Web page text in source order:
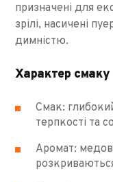
призначені для
зрілі, насичені
димністю.
Характер смаку
Смак:
терпкості та
Аромат: